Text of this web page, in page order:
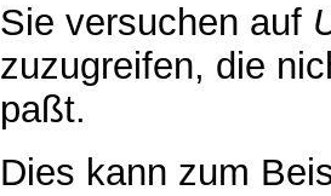
Sie versuchen auf
zuzugreifen, die
paßt.
Dies kann zum